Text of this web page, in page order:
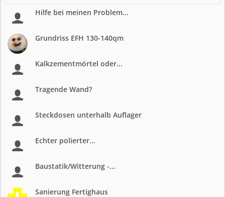
Hilfe bei meinen Problem...
Grundriss EFH 130-140qm
Kalkzementmörtel oder...
Tragende Wand?
Steckdosen unterhalb Auflager
Echter polierter...
Baustatik/Witterung -...
Sanierung Fertighaus